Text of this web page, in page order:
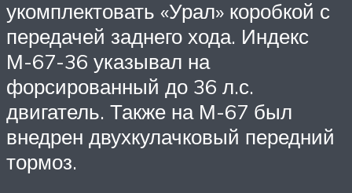
укомплектовать «Урал» коробкой с
передачей заднего хода. Индекс
М-67-36 указывал на
форсированный до 36 л.с.
двигатель. Также на М-67 был
внедрен двухкулачковый передний
тормоз.